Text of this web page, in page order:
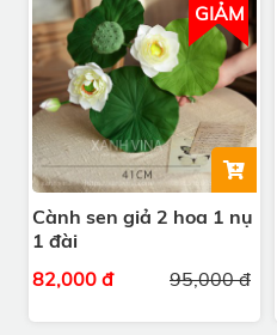
Cành sen giả 2 hoa 1 nụ
1 đài
95,000 đ
82,000 đ
GIẢM